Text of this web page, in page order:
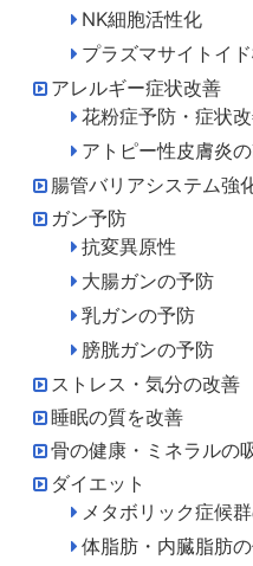
NK細胞活性化
プラズマサイトイ
アレルギー症状改善
花粉症予防・症状
アトピー性皮膚炎
腸管バリアシステム強
ガン予防
抗変異原性
大腸ガンの予防
乳ガンの予防
膀胱ガンの予防
ストレス・気分の改善
睡眠の質を改善
骨の健康・ミネラルの
ダイエット
メタボリック症候
体脂肪・内臓脂肪